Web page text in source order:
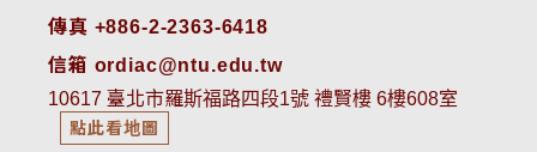
傳真 +886-2-2363-6418
信箱 ordiac@ntu.edu.tw
10617 臺北市羅斯福路四段1號 禮賢樓 6樓608室
點此看地圖